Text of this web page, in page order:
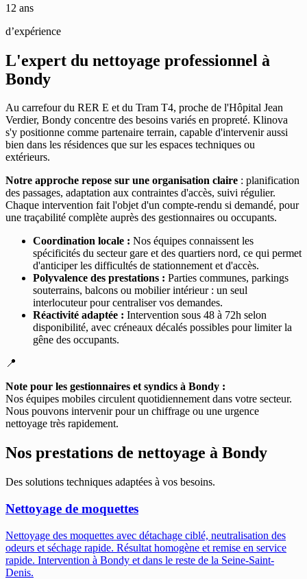
12 ans
d’expérience
L'expert du nettoyage professionnel à
Bondy
Au carrefour du RER E et du Tram T4, proche de l'Hôpital Jean
Verdier, Bondy concentre des besoins variés en propreté. Klinova
s'y positionne comme partenaire terrain, capable d'intervenir aussi
bien dans les résidences que sur les espaces techniques ou
extérieurs.
Notre approche repose sur une organisation claire : planification
des passages, adaptation aux contraintes d'accès, suivi régulier.
Chaque intervention fait l'objet d'un compte-rendu si demandé, pour
une traçabilité complète auprès des gestionnaires ou occupants.
Coordination locale : Nos équipes connaissent les
spécificités du secteur gare et des quartiers nord, ce qui permet
d'anticiper les difficultés de stationnement et d'accès.
Polyvalence des prestations : Parties communes, parkings
souterrains, balcons ou mobilier intérieur : un seul
interlocuteur pour centraliser vos demandes.
Réactivité adaptée : Intervention sous 48 à 72h selon
disponibilité, avec créneaux décalés possibles pour limiter la
gêne des occupants.
📍
Note pour les gestionnaires et syndics à Bondy :
Nos équipes mobiles circulent quotidiennement dans votre secteur.
Nous pouvons intervenir pour un chiffrage ou une urgence
nettoyage très rapidement.
Nos prestations de nettoyage à Bondy
Des solutions techniques adaptées à vos besoins.
Nettoyage de moquettes
Nettoyage des moquettes avec détachage ciblé, neutralisation des
odeurs et séchage rapide. Résultat homogène et remise en service
rapide. Intervention à Bondy et dans le reste de la Seine-Saint-
Denis.